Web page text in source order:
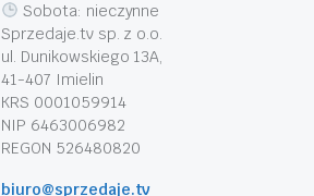
Sobota: nieczynne
Sprzedaje.tv sp. z o.o.
ul. Dunikowskiego 13A,
41-407 Imielin
KRS 0001059914
NIP 6463006982
REGON 526480820
biuro@sprzedaje.tv